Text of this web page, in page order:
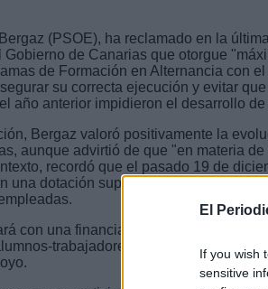
El
If you wish
sensitive
(PSOE), ha reclamado en la
Gobierno de Canarias que otorgue
de Formación en Alternancia con
su correcta ejecución y evitar
año anterior impidieron el desarrollo
Bergaz valoró positivamente la
aunque advirtió de que "en materia
recordó que el pasado 19 de
una dotación superior a 33 millones de
con una financiación de 369.171 euros
trabajadores, además del equipo